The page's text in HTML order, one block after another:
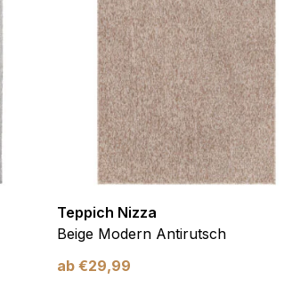
Teppich Nizza
Beige Modern Antirutsch
ab €29,99
die die Art und Weise ändern, wie die
oder die Region, in der Sie sich befinden.
Benutzer auf der Website verhalten,
zu verfolgen. Das Ziel ist es, Anzeigen